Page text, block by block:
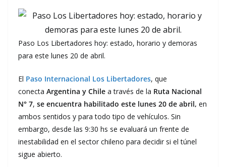
Paso Los Libertadores hoy: estado, horario y demoras
para este lunes 20 de abril.
El Paso Internacional Los Libertadores, que
conecta Argentina y Chile a través de la Ruta Nacional
N° 7, se encuentra habilitado este lunes 20 de abril, en
ambos sentidos y para todo tipo de vehículos. Sin
embargo, desde las 9:30 hs se evaluará un frente de
inestabilidad en el sector chileno para decidir si el túnel
sigue abierto.